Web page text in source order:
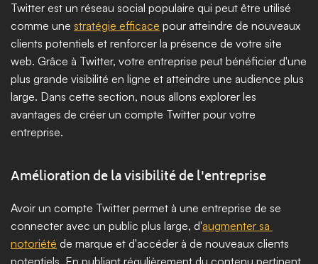
Twitter est un réseau social populaire qui peut être utilisé
comme une stratégie efficace pour atteindre de nouveaux
clients potentiels et renforcer la présence de votre site
web. Grâce à Twitter, votre entreprise peut bénéficier d'une
plus grande visibilité en ligne et atteindre une audience plus
large. Dans cette section, nous allons explorer les
avantages de créer un compte Twitter pour votre
entreprise.
Amélioration de la visibilité de l'entreprise
Avoir un compte Twitter permet à une entreprise de se
connecter avec un public plus large, d'augmenter sa
notoriété de marque et d'accéder à de nouveaux clients
potentiels. En publiant régulièrement du contenu pertinent